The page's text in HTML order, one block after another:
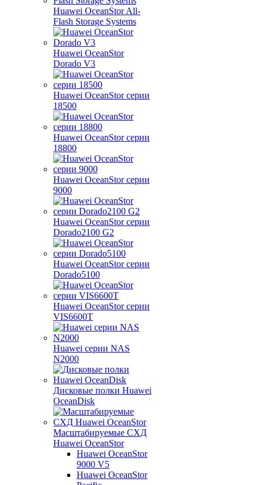
Huawei OceanStor All-
Flash Storage Systems
Huawei OceanStor
Dorado V3
Huawei OceanStor серии
18500
Huawei OceanStor серии
18800
Huawei OceanStor серии
9000
Huawei OceanStor серии
Dorado2100 G2
Huawei OceanStor серии
Dorado5100
Huawei OceanStor серии
VIS6600T
Huawei серии NAS
N2000
Дисковые полки Huawei
OceanDisk
Масштабируемые СХД
Huawei OceanStor
Huawei OceanStor
9000 V5
Huawei OceanStor